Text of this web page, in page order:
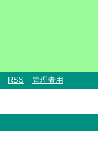
RSS 管理者用